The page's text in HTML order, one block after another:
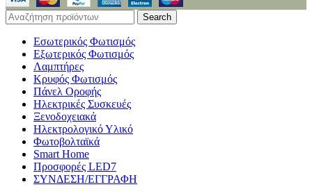
Search
Εσωτερικός Φωτισμός
Εξωτερικός Φωτισμός
Λαμπτήρες
Κρυφός Φωτισμός
Πάνελ Οροφής
Ηλεκτρικές Συσκευές
Ξενοδοχειακά
Ηλεκτρολογικό Υλικό
Φωτοβολταϊκά
Smart Home
Προσφορές LED7
ΣΥΝΔΕΣΗ/ΕΓΓΡΑΦΗ